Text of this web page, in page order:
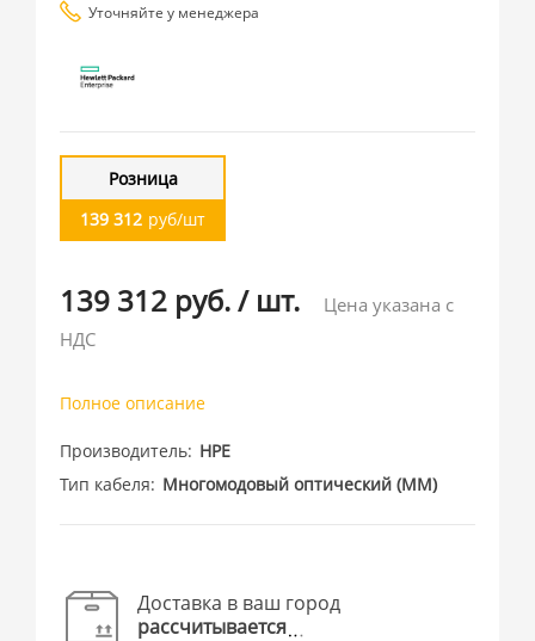
Уточняйте у менеджера
Розница
139 312 руб/шт
139 312 руб./ шт.
Цена указана с
НДС
Полное описание
Производитель HPE
Тип кабеля
Многомодовый оптический (MM)
Доставка в ваш город
рассчитывается